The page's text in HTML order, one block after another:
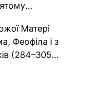
Матері
Феофіла і з
(284–305).